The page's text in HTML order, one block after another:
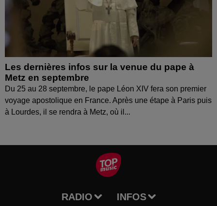
Les dernières infos sur la venue du pape à
Metz en septembre
Du 25 au 28 septembre, le pape Léon XIV fera son premier
voyage apostolique en France. Après une étape à Paris puis
à Lourdes, il se rendra à Metz, où il...
RADIO INFOS